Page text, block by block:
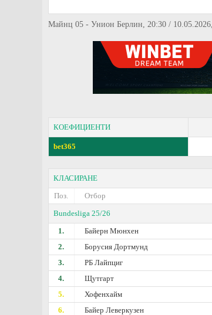
Майнц 05 - Унион Берлин, 20:30 /
КОЕФИЦИЕНТИ
bet365
КЛАСИРАНЕ
Поз.
Отбор
Bundesliga 25/26
1.
Байерн Мюнхен
2.
Борусия Дортмунд
3.
РБ Лайпциг
4.
Щутгарт
5.
Хофенхайм
6.
Байер Леверкузен